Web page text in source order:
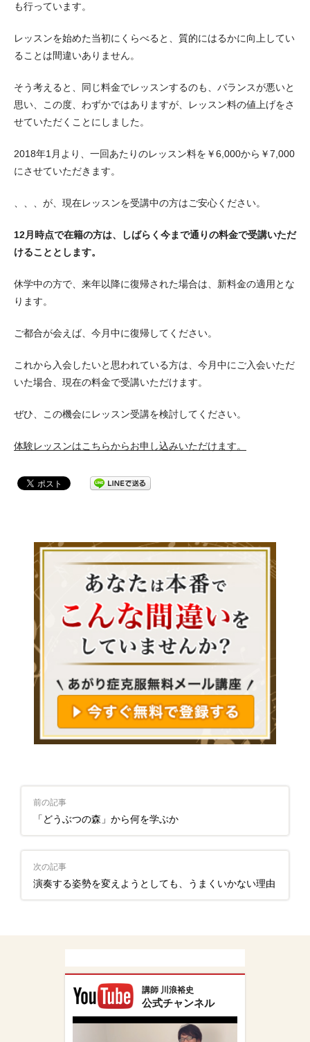
も行っています。
レッスンを始めた当初にくらべると、質的にはるかに向上してい
ることは間違いありません。
そう考えると、同じ料金でレッスンするのも、バランスが悪いと
思い、この度、わずかではありますが、レッスン料の値上げをさ
せていただくことにしました。
2018年1月より、一回あたりのレッスン料を￥6,000から￥7,000
にさせていただきます。
、、、が、現在レッスンを受講中の方はご安心ください。
12月時点で在籍の方は、しばらく今まで通りの料金で受講いただ
けることとします。
休学中の方で、来年以降に復帰された場合は、新料金の適用とな
ります。
ご都合が会えば、今月中に復帰してください。
これから入会したいと思われている方は、今月中にご入会いただ
いた場合、現在の料金で受講いただけます。
ぜひ、この機会にレッスン受講を検討してください。
体験レッスンはこちらからお申し込みいただけます。
前の記事
「どうぶつの森」から何を学ぶか
次の記事
演奏する姿勢を変えようとしても、うまくいかない理由
講師 川浪裕史
公式チャンネル